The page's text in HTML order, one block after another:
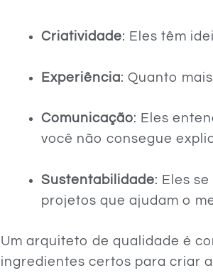
Criatividade: Eles têm
Experiência: Quanto
Comunicação: Eles
você não consegue
Sustentabilidade: Eles
projetos que ajudam o
Um arquiteto de qualidade é
ingredientes certos para criar